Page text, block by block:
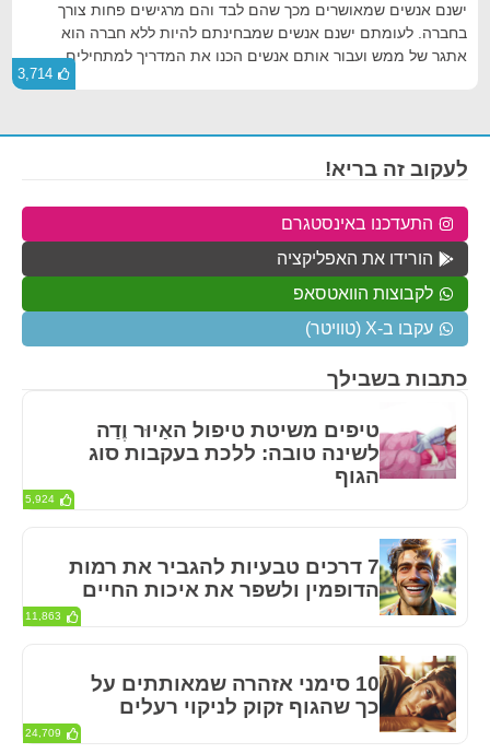
ישנם אנשים שמאושרים מכך שהם לבד והם מרגישים פחות צורך
בחברה. לעומתם ישנם אנשים שמבחינתם להיות ללא חברה הוא
אתגר של ממש ועבור אותם אנשים הכנו את המדריך למתחילים.
3,714
כתבות בשבילך
טיפים משיטת טיפול האַיוּר וֶדַה
לשינה טובה: ללכת בעקבות סוג
הגוף
5,924
7 דרכים טבעיות להגביר את רמות
הדופמין ולשפר את איכות החיים
11,863
10 סימני אזהרה שמאותתים על
כך שהגוף זקוק לניקוי רעלים
24,709
לעקוב זה בריא!
התעדכנו באינסטגרם
הורידו את האפליקציה
לקבוצות הוואטסאפ
עקבו ב-X (טוויטר)